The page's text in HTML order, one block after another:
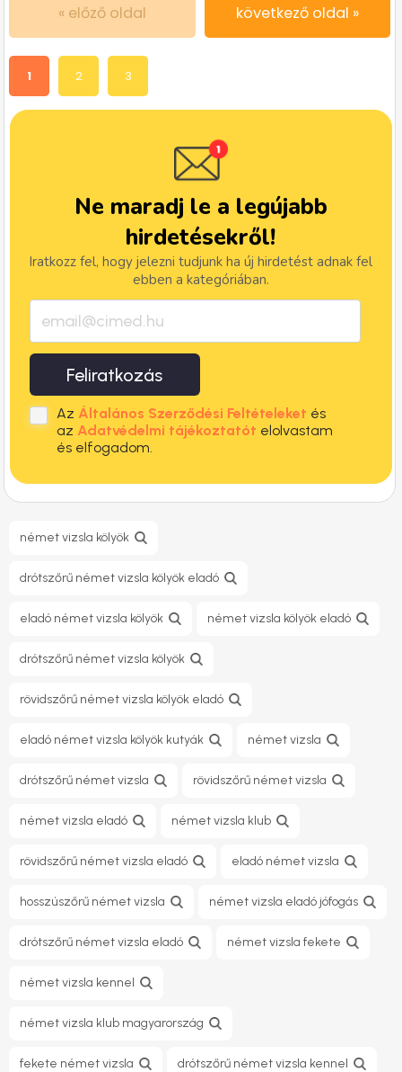
« előző oldal következő oldal »
1 2 3
Ne maradj le a legújabb
hirdetésekről!
Iratkozz fel, hogy jelezni tudjunk ha új hirdetést adnak fel
ebben a kategóriában.
Feliratkozás
Az Általános Szerződési Feltételeket és
az Adatvédelmi tájékoztatót elolvastam
és elfogadom.
német vizsla kölyök
drótszőrű német vizsla kölyök eladó
eladó német vizsla kölyök német vizsla kölyök eladó
drótszőrű német vizsla kölyök
rövidszőrű német vizsla kölyök eladó
eladó német vizsla kölyök kutyák német vizsla
drótszőrű német vizsla rövidszőrű német vizsla
német vizsla eladó német vizsla klub
rövidszőrű német vizsla eladó eladó német vizsla
hosszúszőrű német vizsla német vizsla eladó jófogás
drótszőrű német vizsla eladó német vizsla fekete
német vizsla kennel
német vizsla klub magyarország
fekete német vizsla drótszőrű német vizsla kennel